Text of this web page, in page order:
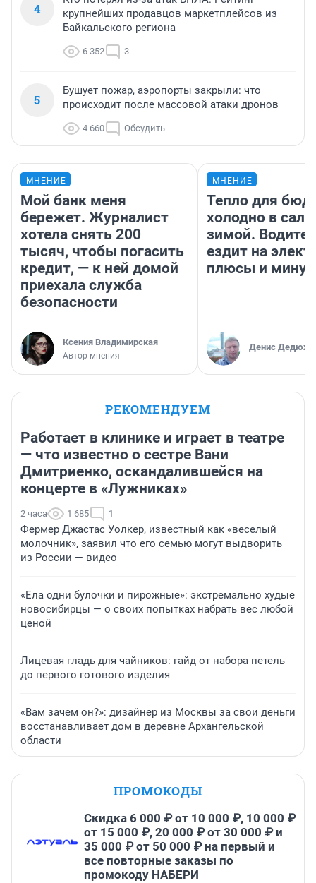
4
крупнейших продавцов маркетплейсов из
Байкальского региона
6 352 3
5
Бушует пожар, аэропорты закрыли: что
происходит после массовой атаки дронов
4 660 Обсудить
МНЕНИЕ
Мой банк меня
бережет. Журналист
хотела снять 200
тысяч, чтобы погасить
кредит, — к ней домой
приехала служба
безопасности
Ксения Владимирская
Автор мнения
МНЕНИЕ
Тепло для
холодно в
зимой.
ездит на
плюсы и
Денис
РЕКОМЕНДУЕМ
Работает в клинике и играет в театре
— что известно о сестре Вани
Дмитриенко, оскандалившейся на
концерте в «Лужниках»
2 часа 1 685 1
Фермер Джастас Уолкер, известный как «веселый
молочник», заявил что его семью могут выдворить
из России — видео
«Ела одни булочки и пирожные»: экстремально худые
новосибирцы — о своих попытках набрать вес любой
ценой
Лицевая гладь для чайников: гайд от набора петель
до первого готового изделия
«Вам зачем он?»: дизайнер из Москвы за свои деньги
восстанавливает дом в деревне Архангельской
области
ПРОМОКОДЫ
Скидка 6 000 ₽ от 10 000 ₽, 10 000 ₽
от 15 000 ₽, 20 000 ₽ от 30 000 ₽ и
35 000 ₽ от 50 000 ₽ на первый и
все повторные заказы по
промокоду НАБЕРИ